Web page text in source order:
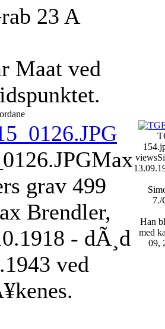
23 A
Maat ved
Max
grav 499
Brendler,
- dÃ¸d
ved
views
7./
Han
med
09,